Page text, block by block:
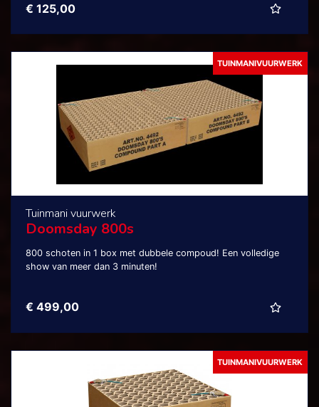
€ 125,00
TUINMANIVUURWERK
Tuinmani vuurwerk
Doomsday 800s
800 schoten in 1 box met dubbele compoud! Een volledige
show van meer dan 3 minuten!
€ 499,00
TUINMANIVUURWERK